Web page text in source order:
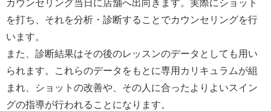
カウンセリング当日に店舗へ出向きます。実際にショット
を打ち、それを分析・診断することでカウンセリングを行
います。
また、診断結果はその後のレッスンのデータとしても用い
られます。これらのデータをもとに専用カリキュラムが組
まれ、ショットの改善や、その人に合ったよりよいスイン
グの指導が行われることになります。